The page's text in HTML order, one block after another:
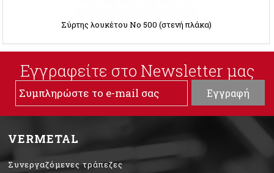
Σύρτης λουκέτου Νο 500 (στενή πλάκα)
Εγγραφείτε στο Νewsletter μας
VERMETAL
Συνεργαζόμενες τράπεζες